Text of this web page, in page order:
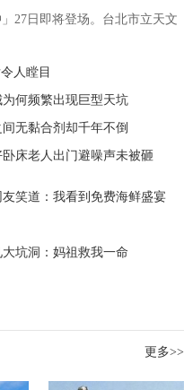
27日即将登场。台北市立天文
人瞠目
何频繁出现巨型天坑
无黏合剂却千年不倒
床老人出门避噪声未被砸
笑道：我看到免费海鲜盛宴
坑洞：妈祖救我一命
更多>>